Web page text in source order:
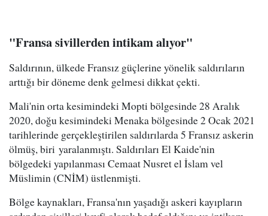
"Fransa sivillerden intikam alıyor"
Saldırının, ülkede Fransız güçlerine yönelik saldırıların
arttığı bir döneme denk gelmesi dikkat çekti.
Mali'nin orta kesimindeki Mopti bölgesinde 28 Aralık
2020, doğu kesimindeki Menaka bölgesinde 2 Ocak 2021
tarihlerinde gerçekleştirilen saldırılarda 5 Fransız askerin
ölmüş, biri yaralanmıştı. Saldırıları El Kaide'nin
bölgedeki yapılanması Cemaat Nusret el İslam vel
Müslimin (CNİM) üstlenmişti.
Bölge kaynakları, Fransa'nın yaşadığı askeri kayıpların